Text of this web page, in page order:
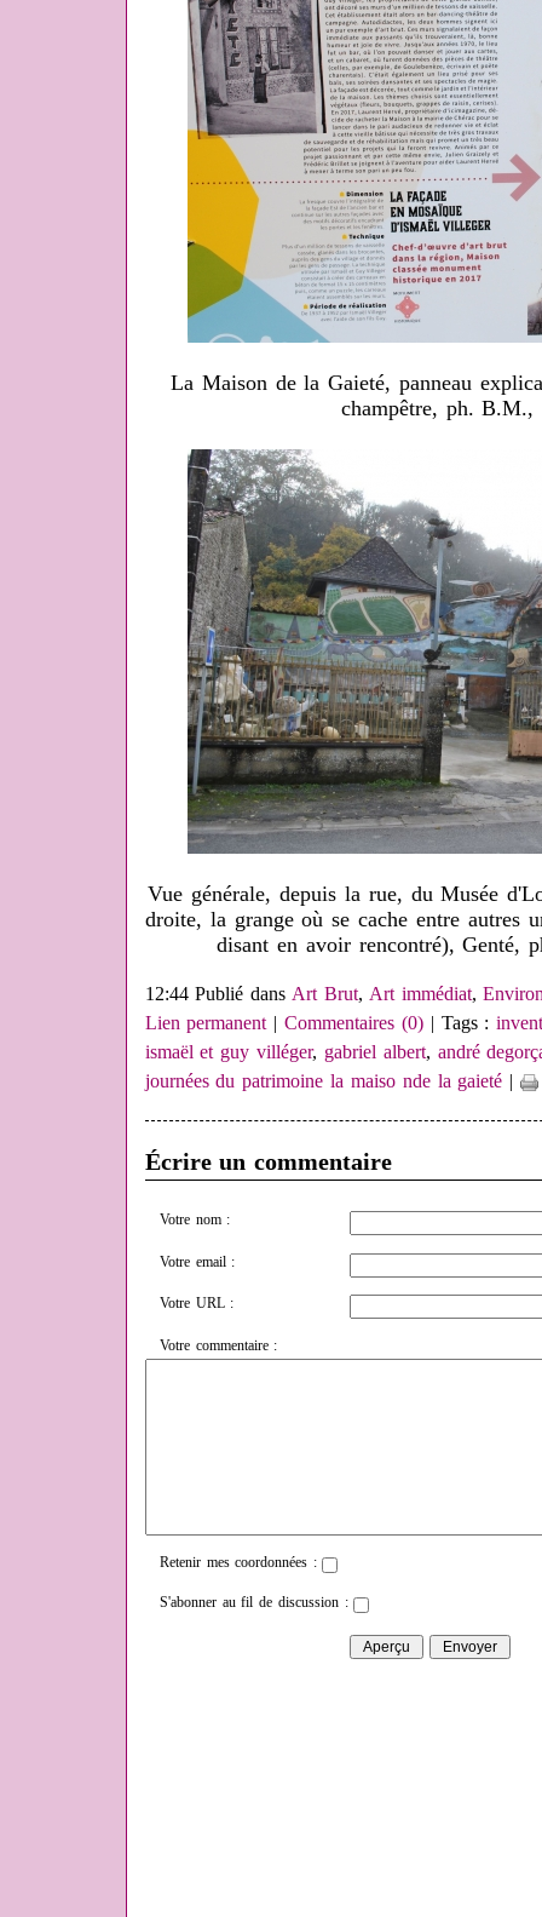
La Maison de la Gaieté, panneau
champêtre, ph. B.M.,
Vue générale, depuis la rue, du Musée
droite, la grange où se cache entre autres
disant en avoir rencontré), Genté,
12:44 Publié dansArt Brut, Art immédiat,
Lien permanent|Commentaires (0)| Tags :
ismaël et guy villéger, gabriel albert, andré
journées du patrimoine la maiso nde la gaieté |
Écrire un commentaire
Votre nom :
Votre email :
Votre URL :
Votre commentaire :
Retenir mes coordonnées :
S'abonner au fil de discussion :